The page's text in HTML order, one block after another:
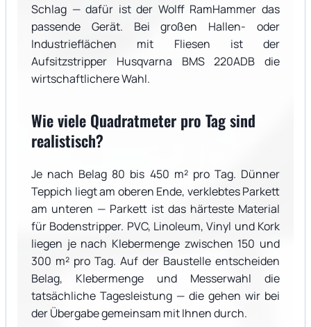
Schlag — dafür ist der Wolff RamHammer das
passende Gerät. Bei großen Hallen- oder
Industrieflächen mit Fliesen ist der
Aufsitzstripper Husqvarna BMS 220ADB die
wirtschaftlichere Wahl.
Wie viele Quadratmeter pro Tag sind
realistisch?
Je nach Belag 80 bis 450 m² pro Tag. Dünner
Teppich liegt am oberen Ende, verklebtes Parkett
am unteren — Parkett ist das härteste Material
für Bodenstripper. PVC, Linoleum, Vinyl und Kork
liegen je nach Klebermenge zwischen 150 und
300 m² pro Tag. Auf der Baustelle entscheiden
Belag, Klebermenge und Messerwahl die
tatsächliche Tagesleistung — die gehen wir bei
der Übergabe gemeinsam mit Ihnen durch.